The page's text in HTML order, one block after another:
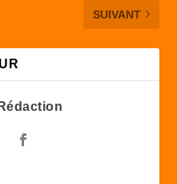
SUIVANT
Rédaction